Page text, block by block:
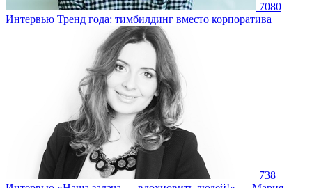
7080
Интервью Тренд года: тимбилдинг вместо корпоратива
738